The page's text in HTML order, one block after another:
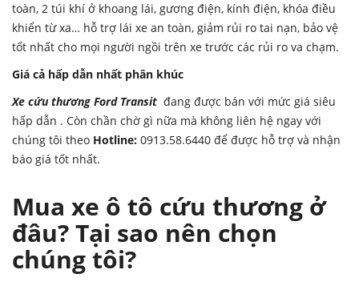
toàn, 2 túi khí ở khoang lái, gương điện, kính điện, khóa điều
khiển từ xa… hỗ trợ lái xe an toàn, giảm rủi ro tai nạn, bảo vệ
tốt nhất cho mọi người ngồi trên xe trước các rủi ro va chạm.
Giá cả hấp dẫn nhất phân khúc
Xe cứu thương Ford Transit đang được bán với mức giá siêu
hấp dẫn . Còn chần chờ gì nữa mà không liên hệ ngay với
chúng tôi theo Hotline: 0913.58.6440 để được hỗ trợ và nhận
báo giá tốt nhất.
Mua xe ô tô cứu thương ở
đâu? Tại sao nên chọn
chúng tôi?